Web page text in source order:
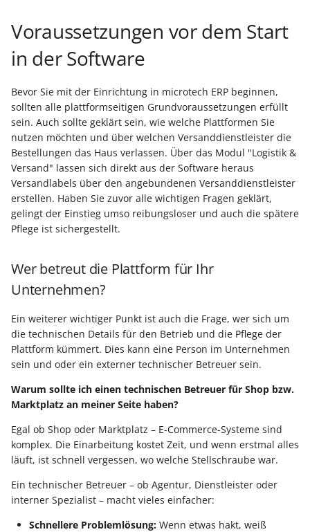
Voraussetzungen vor dem Start
in der Software
Bevor Sie mit der Einrichtung in microtech ERP beginnen,
sollten alle plattformseitigen Grundvoraussetzungen erfüllt
sein. Auch sollte geklärt sein, wie welche Plattformen Sie
nutzen möchten und über welchen Versanddienstleister die
Bestellungen das Haus verlassen. Über das Modul "Logistik &
Versand" lassen sich direkt aus der Software heraus
Versandlabels über den angebundenen Versanddienstleister
erstellen. Haben Sie zuvor alle wichtigen Fragen geklärt,
gelingt der Einstieg umso reibungsloser und auch die spätere
Pflege ist sichergestellt.
Wer betreut die Plattform für Ihr
Unternehmen?
Ein weiterer wichtiger Punkt ist auch die Frage, wer sich um
die technischen Details für den Betrieb und die Pflege der
Plattform kümmert. Dies kann eine Person im Unternehmen
sein und oder ein externer technischer Betreuer sein.
Warum sollte ich einen technischen Betreuer für Shop bzw.
Marktplatz an meiner Seite haben?
Egal ob Shop oder Marktplatz – E-Commerce-Systeme sind
komplex. Die Einarbeitung kostet Zeit, und wenn erstmal alles
läuft, ist schnell vergessen, wo welche Stellschraube war.
Ein technischer Betreuer – ob Agentur, Dienstleister oder
interner Spezialist – macht vieles einfacher:
Schnellere Problemlösung: Wenn etwas hakt, weiß
Export nach Ablauf der